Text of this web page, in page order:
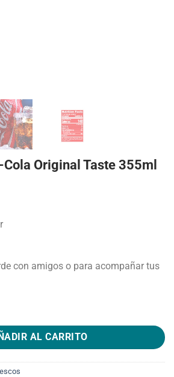
Original Taste 355ml
con amigos o para acompañar tus
Taste 355ml cantidad
AL CARRITO